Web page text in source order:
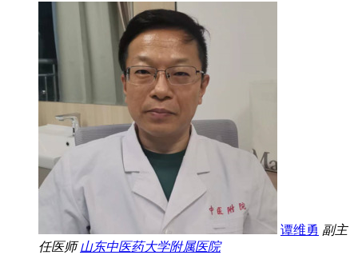
谭维勇 副主
任医师 山东中医药大学附属医院